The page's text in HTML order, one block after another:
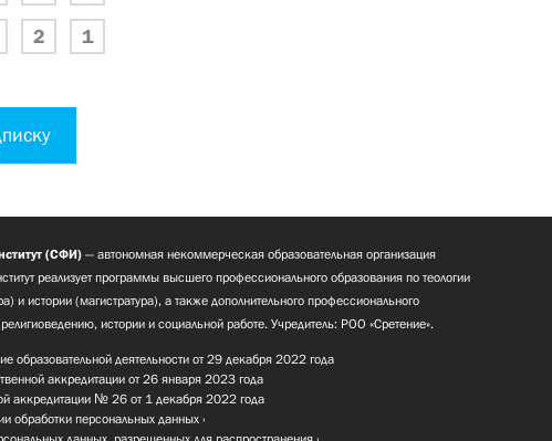
2 1
(СФИ) — автономная некоммерческая образовательная организация
реализует программы высшего профессионального образования по теологии
и истории (магистратура), а также дополнительного профессионального
истории и социальной работе. Учредитель: РОО «Сретение».
образовательной деятельности от 29 декабря 2022 года
аккредитации от 26 января 2023 года
аккредитации № 26 от 1 декабря 2022 года
обработки персональных данных